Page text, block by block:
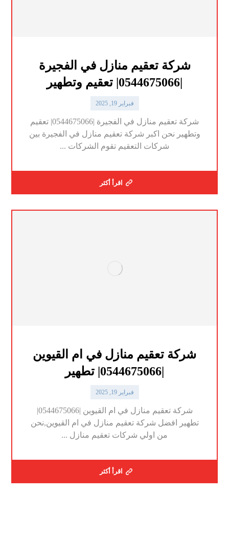
شركة تعقيم منازل في الفجيرة
فبراير 19, 2025
شركة تعقيم منازل في الفجيرة |0544675066| تعقيم
وتطهير نحن اكبر شركة تعقيم منازل في الفجيرة بين
شركات التعقيم تقوم الشركات ...
اقرأ أكثر
شركة تعقيم منازل في ام القيوين
|0544675066| تطهير
فبراير 19, 2025
شركة تعقيم منازل في ام القيوين |0544675066|
تطهير افضل شركة تعقيم منازل في ام القيوين,نحن
من اولي شركات تعقيم منازل ...
اقرأ أكثر